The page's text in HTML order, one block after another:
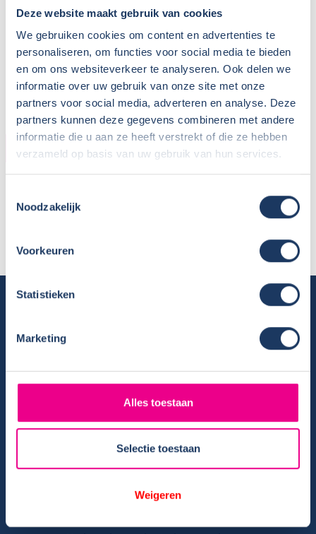
Deze website maakt gebruik van cookies
We gebruiken cookies om content en advertenties te
personaliseren, om functies voor social media te bieden
en om ons websiteverkeer te analyseren. Ook delen we
informatie over uw gebruik van onze site met onze
partners voor social media, adverteren en analyse. Deze
partners kunnen deze gegevens combineren met andere
informatie die u aan ze heeft verstrekt of die ze hebben
verzameld op basis van uw gebruik van hun services.
Noodzakelijk
Voorkeuren
Statistieken
Marketing
Alles toestaan
Selectie toestaan
Weigeren
HUURDER
Plaats / Provincie:
17 september t/m 8 oktober
Gratis E-book – Tig Vragen en Antwoorden over het Huren van
Nieuwsbrief verhuur
Algemene voorwaarden verhuur
Verhuurinformatie
Ervaringen van huurders
Reisinformatie